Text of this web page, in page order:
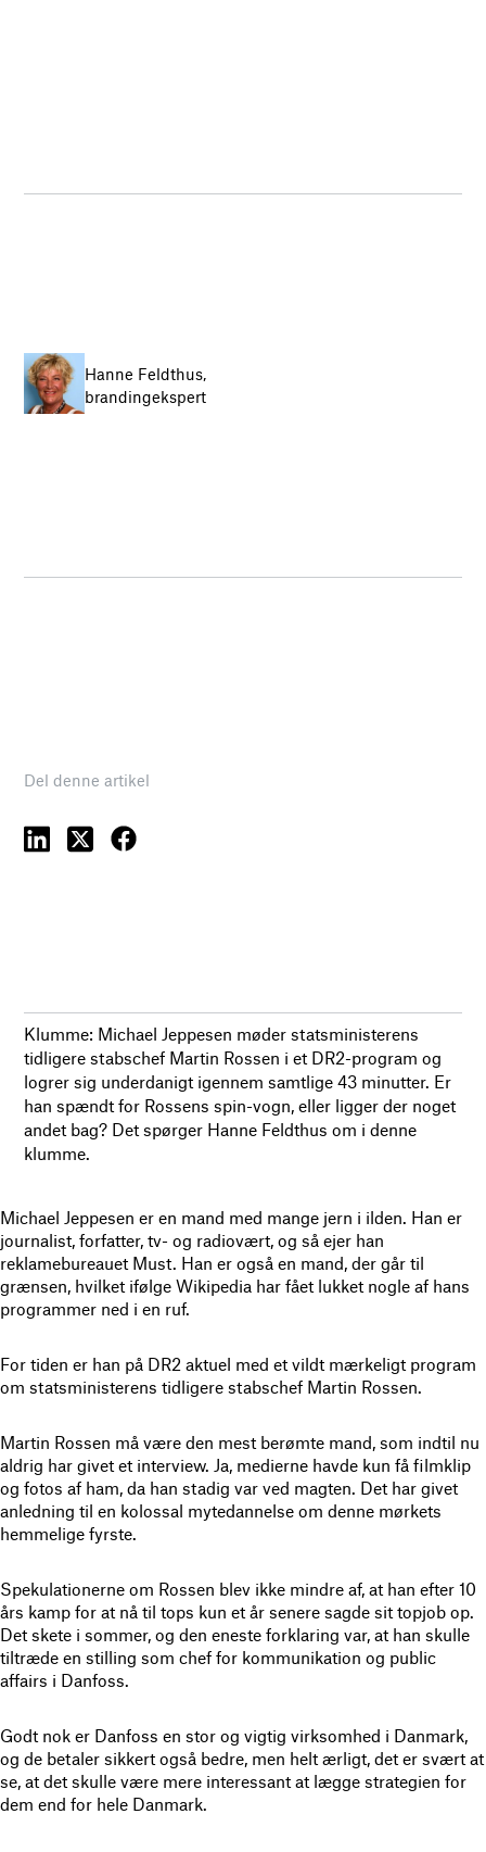
Hanne Feldthus,
brandingekspert
Del denne artikel
Klumme: Michael Jeppesen møder statsministerens
tidligere stabschef Martin Rossen i et DR2-program og
logrer sig underdanigt igennem samtlige 43 minutter. Er
han spændt for Rossens spin-vogn, eller ligger der noget
andet bag? Det spørger Hanne Feldthus om i denne
klumme.
Michael Jeppesen er en mand med mange jern i ilden. Han er
journalist, forfatter, tv- og radiovært, og så ejer han
reklamebureauet Must. Han er også en mand, der går til
grænsen, hvilket ifølge Wikipedia har fået lukket nogle af hans
programmer ned i en ruf.
For tiden er han på DR2 aktuel med et vildt mærkeligt program
om statsministerens tidligere stabschef Martin Rossen.
Martin Rossen må være den mest berømte mand, som indtil nu
aldrig har givet et interview. Ja, medierne havde kun få filmklip
og fotos af ham, da han stadig var ved magten. Det har givet
anledning til en kolossal mytedannelse om denne mørkets
hemmelige fyrste.
Spekulationerne om Rossen blev ikke mindre af, at han efter 10
års kamp for at nå til tops kun et år senere sagde sit topjob op.
Det skete i sommer, og den eneste forklaring var, at han skulle
tiltræde en stilling som chef for kommunikation og public
affairs i Danfoss.
Godt nok er Danfoss en stor og vigtig virksomhed i Danmark,
og de betaler sikkert også bedre, men helt ærligt, det er svært at
se, at det skulle være mere interessant at lægge strategien for
dem end for hele Danmark.